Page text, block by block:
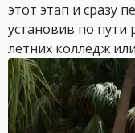
этот этап и сразу
установив по пути
летних колледж